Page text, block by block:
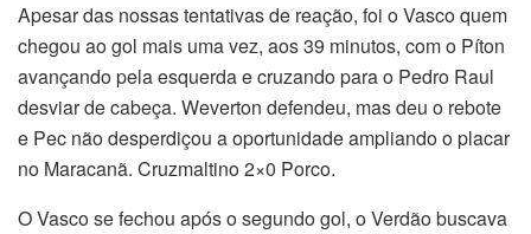
Apesar das nossas tentativas de reação, foi o Vasco quem
chegou ao gol mais uma vez, aos 39 minutos, com o Píton
avançando pela esquerda e cruzando para o Pedro Raul
desviar de cabeça. Weverton defendeu, mas deu o rebote
e Pec não desperdiçou a oportunidade ampliando o placar
no Maracanã. Cruzmaltino 2×0 Porco.
O Vasco se fechou após o segundo gol, o Verdão buscava